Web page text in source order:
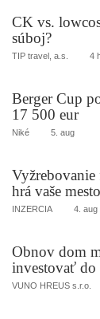
CK vs.
súboj?
TIP travel, a.s. 4
Berger Cup
17 500 eur
Niké 5. aug
hrá vaše
INZERCIA 4. aug
Obnov dom
investovať do
VUNO HREUS s.r.o.